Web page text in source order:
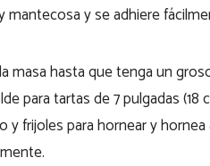
mantecosa y se adhiere
masa hasta que tenga un
para tartas de 7 pulgadas
y frijoles para hornear y